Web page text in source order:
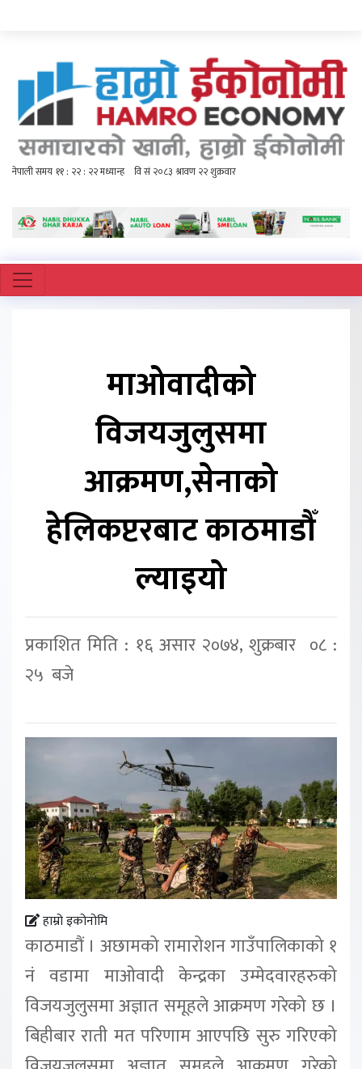
माओवादीको
विजयजुलुसमा
आक्रमण,सेनाको
हेलिकप्टरबाट काठमाडौँ
ल्याइयो
प्रकाशित मिति : १६ असार २०७४, शुक्रबार ०८ :
२५ बजे
हाम्रो इकोनोमि
काठमाडौं । अछामको रामारोशन गाउँपालिकाको १
नं वडामा माओवादी केन्द्रका उम्मेदवारहरुको
विजयजुलुसमा अज्ञात समूहले आक्रमण गरेको छ ।
बिहीबार राती मत परिणाम आएपछि सुरु गरिएको